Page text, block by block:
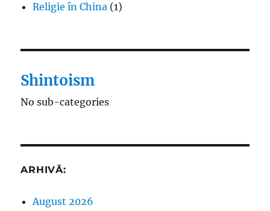
Religie în China (1)
Shintoism
No sub-categories
ARHIVĂ:
August 2026